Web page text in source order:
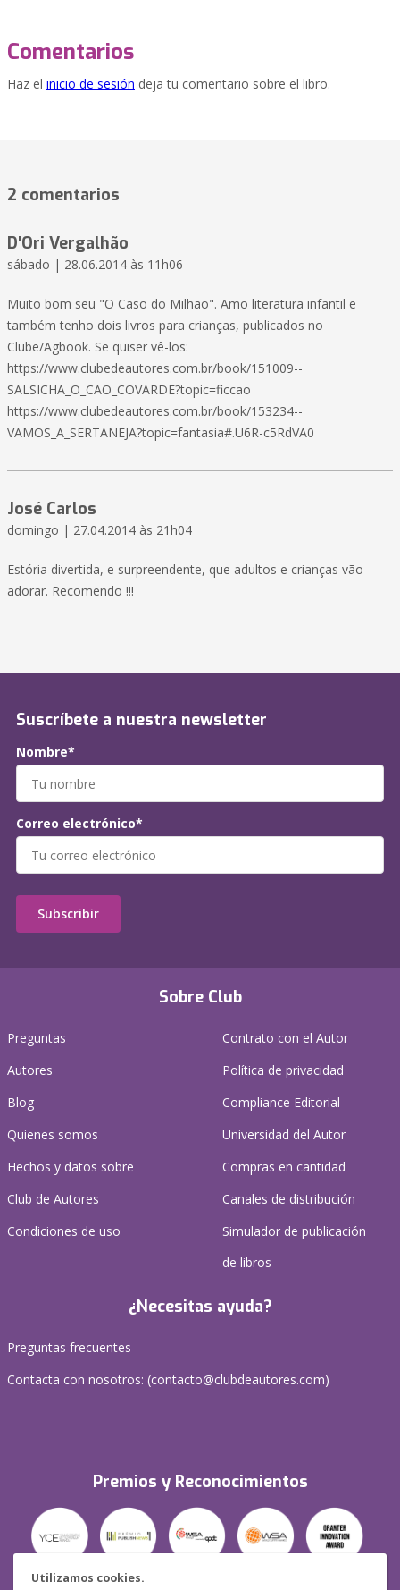
Utilizamos cookies.
Comentarios
Haz el inicio de sesión deja tu comentario sobre el libro.
2 comentarios
D'Ori Vergalhão
sábado | 28.06.2014 às 11h06
Muito bom seu "O Caso do Milhão". Amo literatura infantil e
também tenho dois livros para crianças, publicados no
Clube/Agbook. Se quiser vê-los:
https://www.clubedeautores.com.br/book/151009--
SALSICHA_O_CAO_COVARDE?topic=ficcao
https://www.clubedeautores.com.br/book/153234--
VAMOS_A_SERTANEJA?topic=fantasia#.U6R-c5RdVA0
José Carlos
domingo | 27.04.2014 às 21h04
Estória divertida, e surpreendente, que adultos e crianças vão
adorar. Recomendo !!!
Sobre Club
Preguntas
Autores
Blog
Quienes somos
Hechos y datos sobre
Club de Autores
Condiciones de uso
Contrato con el Autor
Política de privacidad
Compliance Editorial
Universidad del Autor
Compras en cantidad
Canales de distribución
Simulador de publicación
de libros
¿Necesitas ayuda?
Preguntas frecuentes
Contacta con nosotros: (contacto@clubdeautores.com)
Premios y Reconocimientos
Suscríbete a nuestra newsletter
Nombre*
Correo electrónico*
Subscribir